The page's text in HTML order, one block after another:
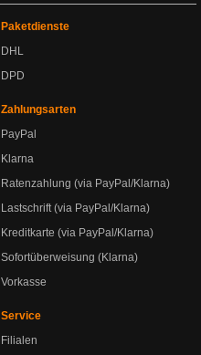
Paketdienste
DHL
DPD
Zahlungsarten
PayPal
Klarna
Ratenzahlung (via PayPal/Klarna)
Lastschrift (via PayPal/Klarna)
Kreditkarte (via PayPal/Klarna)
Sofortüberweisung (Klarna)
Vorkasse
Service
Filialen